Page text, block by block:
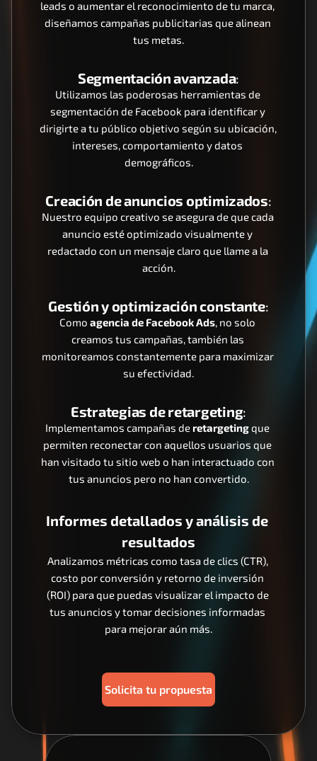
leads o aumentar el reconocimiento de tu marca,
diseñamos campañas publicitarias que alinean
tus metas.
Segmentación avanzada:
Utilizamos las poderosas herramientas de
segmentación de Facebook para identificar y
dirigirte a tu público objetivo según su ubicación,
intereses, comportamiento y datos
demográficos.
Creación de anuncios optimizados:
Nuestro equipo creativo se asegura de que cada
anuncio esté optimizado visualmente y
redactado con un mensaje claro que llame a la
acción.
Gestión y optimización constante:
Como agencia de Facebook Ads, no solo
creamos tus campañas, también las
monitoreamos constantemente para maximizar
su efectividad.
Estrategias de retargeting:
Implementamos campañas de retargeting que
permiten reconectar con aquellos usuarios que
han visitado tu sitio web o han interactuado con
tus anuncios pero no han convertido.
Informes detallados y análisis de
resultados
Analizamos métricas como tasa de clics (CTR),
costo por conversión y retorno de inversión
(ROI) para que puedas visualizar el impacto de
tus anuncios y tomar decisiones informadas
para mejorar aún más.
Solicita tu propuesta